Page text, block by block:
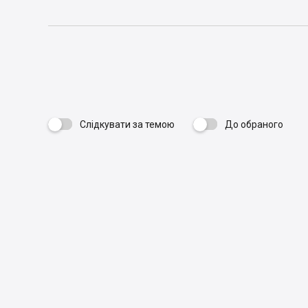
Слідкувати за темою  До обраного